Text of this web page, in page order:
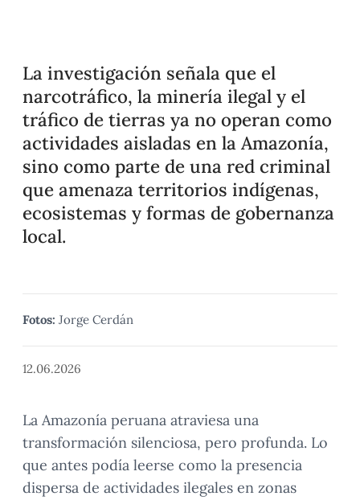
La investigación señala que el
narcotráfico, la minería ilegal y el
tráfico de tierras ya no operan como
actividades aisladas en la Amazonía,
sino como parte de una red criminal
que amenaza territorios indígenas,
ecosistemas y formas de gobernanza
local.
Fotos: Jorge Cerdán
12.06.2026
La Amazonía peruana atraviesa una
transformación silenciosa, pero profunda. Lo
que antes podía leerse como la presencia
dispersa de actividades ilegales en zonas